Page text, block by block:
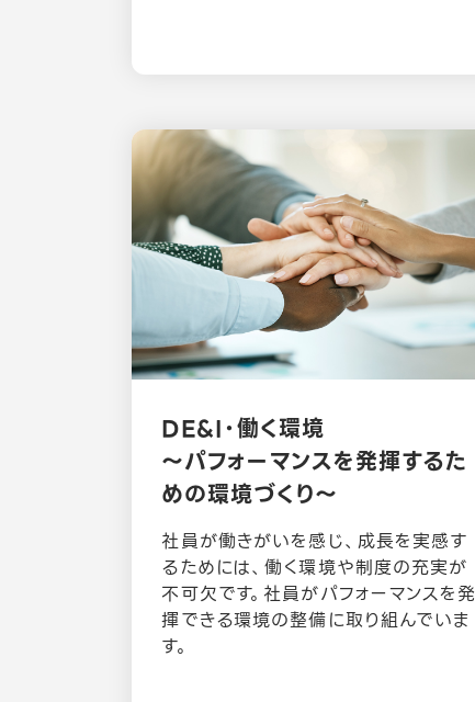
DE&I・働く環境
～パフォーマンスを発揮するた
めの環境づくり〜
社員が働きがいを感じ、成長を実感す
るためには、働く環境や制度の充実が
不可欠です。社員がパフォーマンスを発
揮できる環境の整備に取り組んでいま
す。